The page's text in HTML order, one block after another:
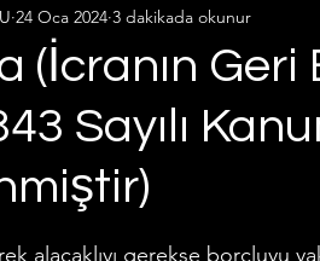
categorizar Unkategorisiert
Enerji Maden Hukuku
Yatar Hesaplama
(İcranın Geri
Sayılı
24 Oca 2024 3 dakikada okunur
alacaklıyı gerekse borçluyu